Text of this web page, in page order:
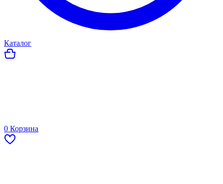
Каталог
0 Корзина